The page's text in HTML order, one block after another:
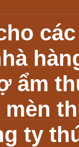
ẩm
mèn
ty